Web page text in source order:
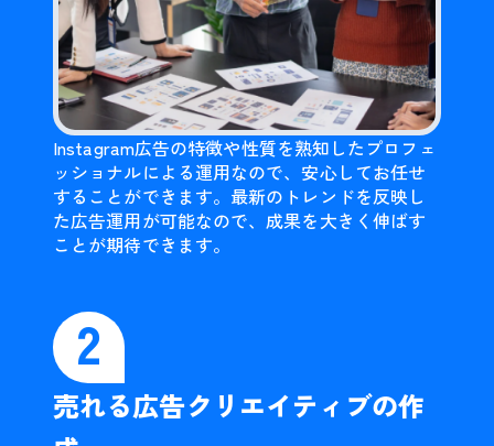
Instagram広告の特徴や性質を熟知したプロフェ
ッショナルによる運用なので、安心してお任せ
することができます。最新のトレンドを反映し
た広告運用が可能なので、成果を大きく伸ばす
ことが期待できます。
2
売れる広告クリエイティブの作